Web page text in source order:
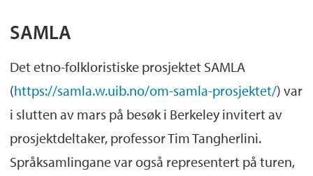
SAMLA
Det etno-folkloristiske prosjektet SAMLA
(https://samla.w.uib.no/om-samla-prosjektet/) var
i slutten av mars på besøk i Berkeley invitert av
prosjektdeltaker, professor Tim Tangherlini.
Språksamlingane var også representert på turen,